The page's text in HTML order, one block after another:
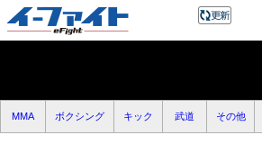
MMA ボクシング キック 武道 その他